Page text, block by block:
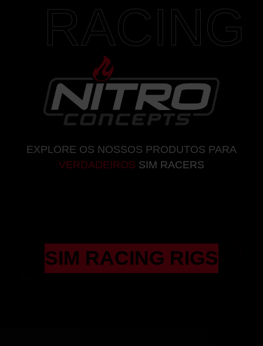
RACING
EXPLORE OS NOSSOS PRODUTOS PARA
VERDADEIROS SIM RACERS
SIM RACING RIGS